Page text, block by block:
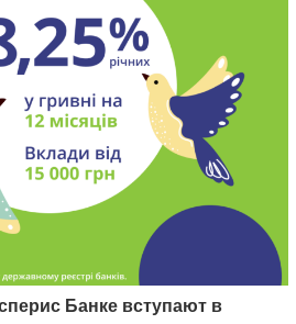
Банке вступают в